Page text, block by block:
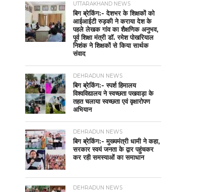
UTTARAKHAND NEWS
बिग ब्रेकिंग:- देशभर के शिक्षकों को
आईआईटी रुड़की ने कराया देश के
पहले लेखक गांव का शैक्षणिक अनुभव,
पूर्व शिक्षा मंत्री डॉ. रमेश पोखरियाल
निशंक ने शिक्षकों से किया सार्थक
संवाद
DEHRADUN NEWS
बिग ब्रेकिंग:- स्पर्श हिमालय
विश्वविद्यालय ने स्वच्छता पखवाड़ा के
तहत चलाया स्वच्छता एवं वृक्षारोपण
अभियान
DEHRADUN NEWS
बिग ब्रेकिंग:- मुख्यमंत्री धामी ने कहा,
सरकार स्वयं जनता के द्वार पहुंचकर
कर रही समस्याओं का समाधान
DEHRADUN NEWS